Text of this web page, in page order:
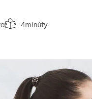
Čas na prečítanie článku:
4minúty